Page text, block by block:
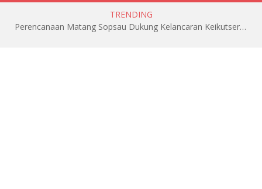
TRENDING
Perencanaan Matang Sopsau Dukung Kelancaran Keikutsertaan TNI AU di Pitch Black 2026